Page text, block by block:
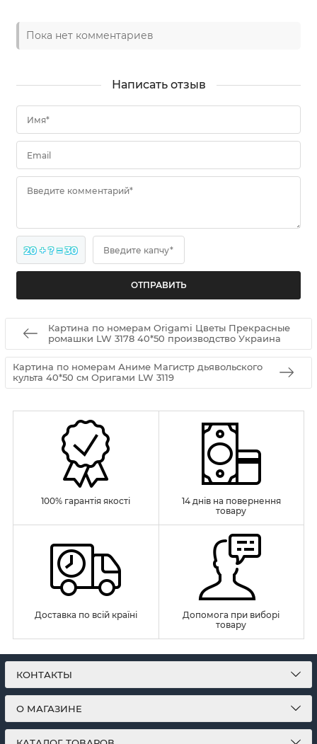
Пока нет комментариев
Написать отзыв
Имя*
Email
Введите комментарий*
20 + ? = 30 Введите капчу*
Картина по номерам Origamі Цветы Прекрасные
ромашки LW 3178 40*50 производство Украина
Картина по номерам Аниме Магистр дьявольского
культа 40*50 см Оригами LW 3119
100% гарантія якості
14 днів на повернення
товару
Доставка по всій країні
Допомога при виборі
товару
КОНТАКТЫ
О МАГАЗИНЕ